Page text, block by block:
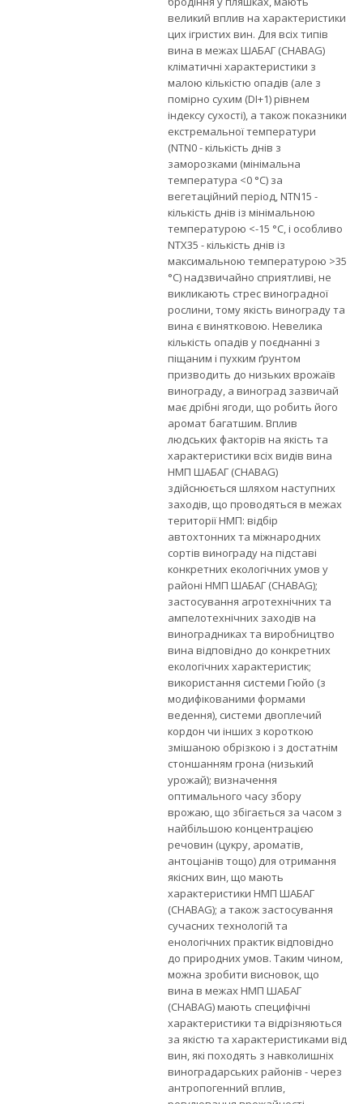
великий вплив на характеристики
цих ігристих вин. Для всіх типів
вина в межах ШАБАГ (CHABAG)
кліматичні характеристики з
малою кількістю опадів (але з
помірно сухим (DI+1) рівнем
індексу сухості), а також показники
екстремальної температури
(NTN0 - кількість днів з
заморозками (мінімальна
температура <0 °C) за
вегетаційний період, NTN15 -
кількість днів із мінімальною
температурою <-15 °C, і особливо
NTX35 - кількість днів із
максимальною температурою >35
°C) надзвичайно сприятливі, не
викликають стрес виноградної
рослини, тому якість винограду та
вина є винятковою. Невелика
кількість опадів у поєднанні з
піщаним і пухким ґрунтом
призводить до низьких врожаїв
винограду, а виноград зазвичай
має дрібні ягоди, що робить його
аромат багатшим. Вплив
людських факторів на якість та
характеристики всіх видів вина
НМП ШАБАГ (CHABAG)
здійснюється шляхом наступних
заходів, що проводяться в межах
території НМП: відбір
автохтонних та міжнародних
сортів винограду на підставі
конкретних екологічних умов у
районі НМП ШАБАГ (CHABAG);
застосування агротехнічних та
ампелотехнічних заходів на
виноградниках та виробництво
вина відповідно до конкретних
екологічних характеристик;
використання системи Гюйо (з
модифікованими формами
ведення), системи двоплечий
кордон чи інших з короткою
змішаною обрізкою і з достатнім
стоншанням грона (низький
урожай); визначення
оптимального часу збору
врожаю, що збігається за часом з
найбільшою концентрацією
речовин (цукру, ароматів,
антоціанів тощо) для отримання
якісних вин, що мають
характеристики НМП ШАБАГ
(CHABAG); а також застосування
сучасних технологій та
енологічних практик відповідно
до природних умов. Таким чином,
можна зробити висновок, що
вина в межах НМП ШАБАГ
(CHABAG) мають специфічні
характеристики та відрізняються
за якістю та характеристиками від
вин, які походять з навколишніх
виноградарських районів - через
антропогенний вплив,